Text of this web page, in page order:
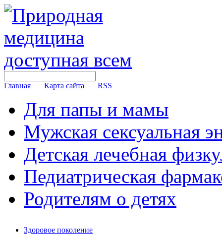
Главная Карта сайта RSS
Для папы и мамы
Мужская сексуальная
Детская лечебная
Педиатрическая
Родителям о детях
Здоровое поколение